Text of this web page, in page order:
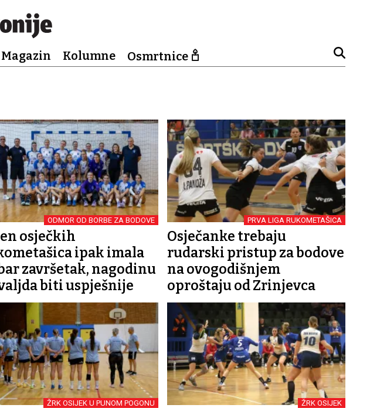
Magazin Kolumne Osmrtnice
ODMOR OD BORBE ZA BODOVE
osječkih
ipak imala
završetak, nagodinu
biti uspješnije
PRVA LIGA RUKOMETAŠICA
Osječanke trebaju
rudarski pristup za bodove
na ovogodišnjem
oproštaju od Zrinjevca
ŽRK OSIJEK U PUNOM POGONU ŽRK OSIJEK